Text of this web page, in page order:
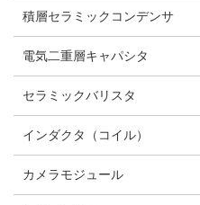
積層セラミックコンデンサ
電気二重層キャパシタ
セラミックバリスタ
インダクタ（コイル）
カメラモジュール